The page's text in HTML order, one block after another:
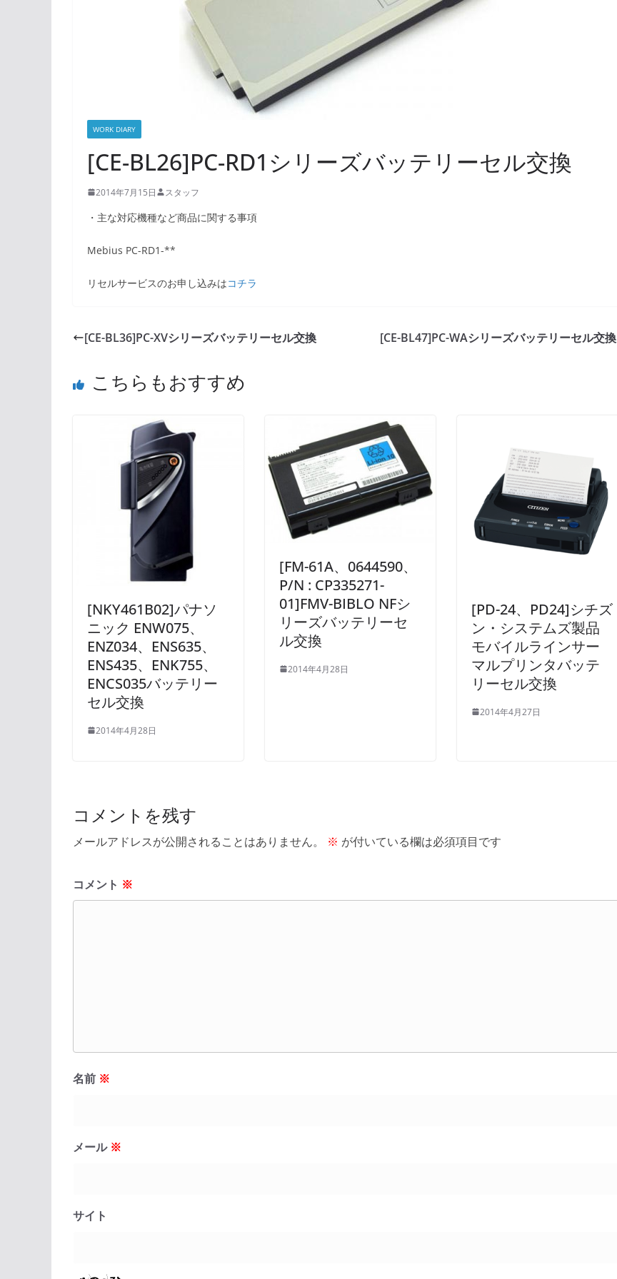
WORK DIARY
[CE-BL26]PC-RD1シリーズバッテリーセル交換
2014年7月15日 スタッフ
・主な対応機種など商品に関する事項
Mebius PC-RD1-**
リセルサービスのお申し込みはコチラ
[CE-BL36]PC-XVシリーズバッテリーセル交換 [CE-BL47]PC-WAシリーズバッテリーセル交換
こちらもおすすめ
[NKY461B02]パナソ
ニック ENW075、
ENZ034、ENS635、
ENS435、ENK755、
ENCS035バッテリー
セル交換
2014年4月28日
[FM-61A、0644590、
P/N : CP335271-
01]FMV-BIBLO NFシ
リーズバッテリーセ
ル交換
2014年4月28日
[PD-24、PD24]シチズ
ン・システムズ製品
モバイルラインサー
マルプリンタバッテ
リーセル交換
2014年4月27日
コメントを残す
メールアドレスが公開されることはありません。 ※ が付いている欄は必須項目です
コメント ※
名前 ※
メール ※
サイト